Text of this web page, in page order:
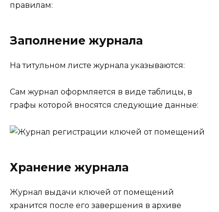
правилам:
Заполнение журнала
На титульном листе журнала указываются:
Сам журнал оформляется в виде таблицы, в
графы которой вносятся следующие данные:
Хранение журнала
Журнал выдачи ключей от помещений
хранится после его завершения в архиве